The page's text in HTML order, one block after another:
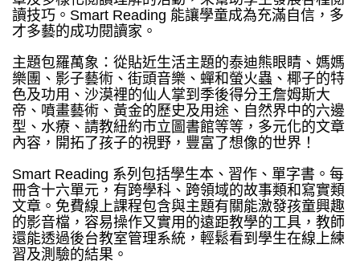
讀技巧。Smart Reading 能讓學童成為充滿自信，多
才多藝的成功閱讀家。
主題包羅萬象：從貼近生活主題的泰迪熊眼睛、媽媽
樂團、影子藝術、街頭音樂、蟬和螢火蟲、椰子的特
色及功用、沙漠裡的仙人掌到季後得分王詹姆斯大
帝、噴畫藝術、黃金的歷史及用途、自然界中的六邊
型、水療、請教紐約市立圖書館等等，多元化的文章
內容，開拓了孩子的視野，豐富了想像的世界！
Smart Reading 系列包括學生本、習作、單字書。每
冊含十六單元，有跨學科、跨領域的故事類和寫實類
文章。免費線上課程包含與主題有關能激發孩童興趣
的影音檔，容易操作又實用的遠距教學的工具，教師
還能透過後台教室管理系統，輕鬆看到學生在線上練
習及測驗的結果。